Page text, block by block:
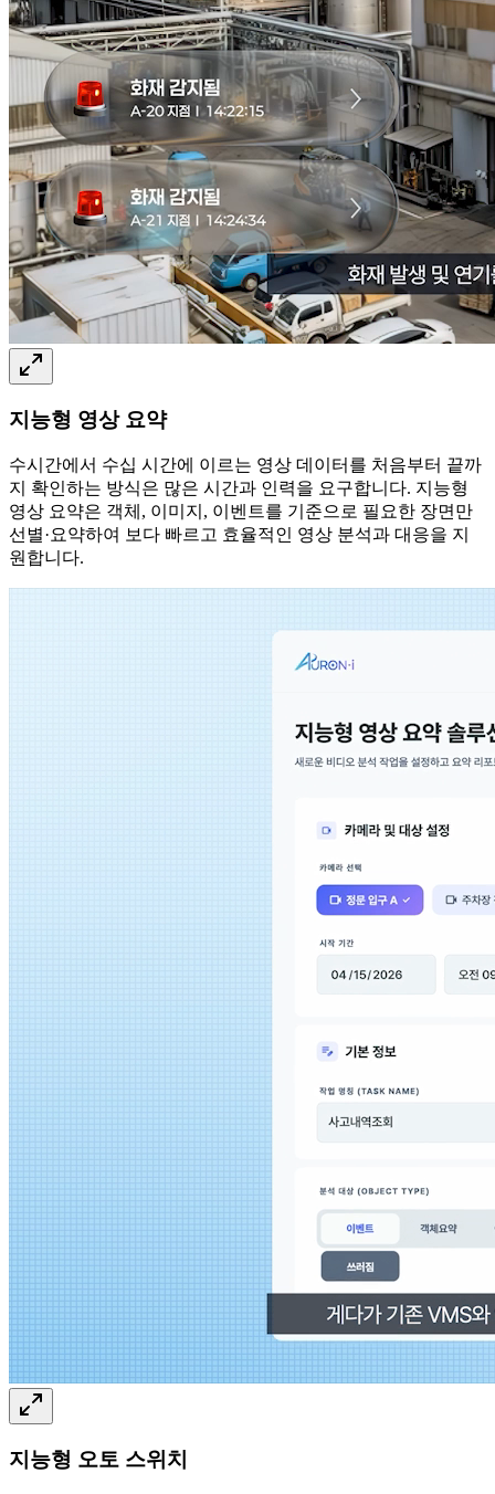
지능형 영상 요약
수시간에서 수십 시간에 이르는 영상 데이터를 처음부터 끝까
지 확인하는 방식은 많은 시간과 인력을 요구합니다. 지능형
영상 요약은 객체, 이미지, 이벤트를 기준으로 필요한 장면만
선별·요약하여 보다 빠르고 효율적인 영상 분석과 대응을 지
원합니다.
지능형 오토 스위치